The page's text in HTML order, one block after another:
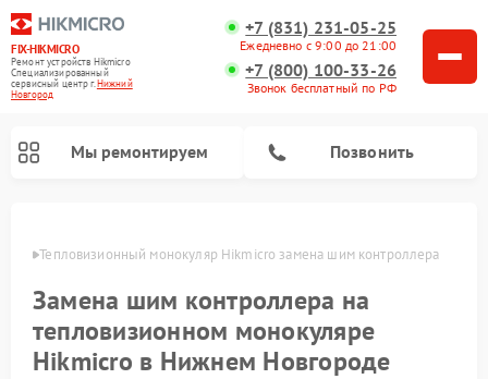
FIX-HIKMICRO
Ремонт устройств Hikmicro
Специализированный
cервисный центр г.Нижний
Новгород
+7 (831) 231-05-25
Ежедневно с 9:00 до 21:00
+7 (800) 100-33-26
Звонок бесплатный по РФ
Мы ремонтируем Позвонить
Тепловизионный монокуляр Hikmicro замена шим контроллера
Замена шим контроллера на
тепловизионном монокуляре
Hikmicro в Нижнем Новгороде